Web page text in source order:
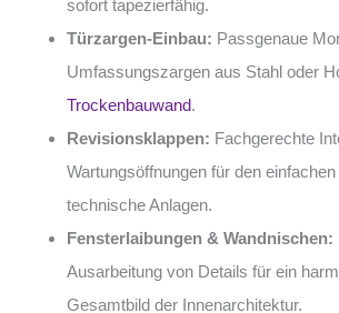
sofort tapezierfähig.
Türzargen-Einbau: Passgenaue
Umfassungszargen aus Stahl oder
Trockenbauwand.
Revisionsklappen: Fachgerechte
Wartungsöffnungen für den
technische Anlagen.
Fensterlaibungen & Wandnischen:
Ausarbeitung von Details für ein
Gesamtbild der Innenarchitektur.